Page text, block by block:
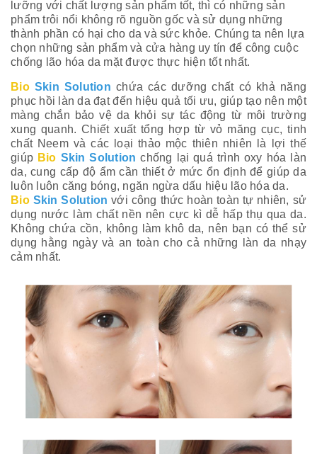
lưỡng với chất lượng sản phẩm tốt, thì có những sản
phẩm trôi nổi không rõ nguồn gốc và sử dụng những
thành phần có hại cho da và sức khỏe. Chúng ta nên lựa
chọn những sản phẩm và cửa hàng uy tín để công cuộc
chống lão hóa da mặt được thực hiện tốt nhất.
Bio Skin Solution chứa các dưỡng chất có khả năng
phục hồi làn da đạt đến hiệu quả tối ưu, giúp tạo nên một
màng chắn bảo vệ da khỏi sự tác động từ môi trường
xung quanh. Chiết xuất tổng hợp từ vỏ măng cục, tinh
chất Neem và các loại thảo mộc thiên nhiên là lợi thế
giúp Bio Skin Solution chống lại quá trình oxy hóa làn
da, cung cấp độ ẩm cần thiết ở mức ổn định để giúp da
luôn luôn căng bóng, ngăn ngừa dấu hiệu lão hóa da.
Bio Skin Solution với công thức hoàn toàn tự nhiên, sử
dụng nước làm chất nền nên cực kì dễ hấp thụ qua da.
Không chứa cồn, không làm khô da, nên bạn có thể sử
dụng hằng ngày và an toàn cho cả những làn da nhạy
cảm nhất.